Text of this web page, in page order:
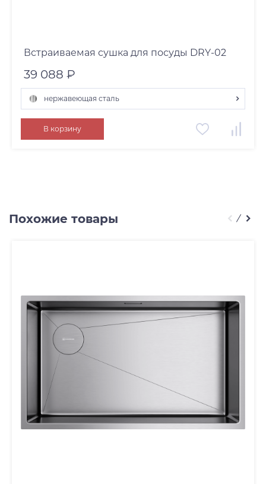
Встраиваемая сушка для посуды DRY-02
39 088 ₽
нержавеющая сталь
вороненая сталь
светлое золото
В корзину
Похожие товары